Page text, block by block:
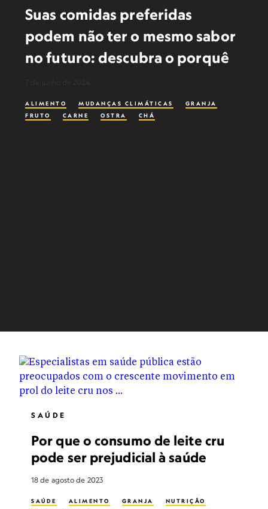
Suas comidas preferidas
podem não ter o mesmo sabor
no futuro: descubra o porquê
ALIMENTO MUDANÇAS CLIMÁTICAS
GRANJA
FRUTO
CARNE OSTRA CHÁ
SAÚDE
Por que o consumo de leite cru
pode ser prejudicial à saúde
18 de agosto de 2023
SAÚDE ALIMENTO GRANJA
NUTRIÇÃO